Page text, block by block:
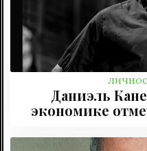
Даниэль
экономике